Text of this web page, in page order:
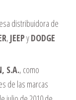
distribuidora de
, JEEPyDODGE
S.A., como
de las marcas